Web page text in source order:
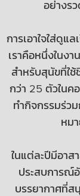
อย่างร
การเอาใจใส่ดูแ
เราคือหนึ่งในง
สำหรับสุนัขที่ใ
กว่า 25 ตัวในค
ทำกิจกรรมร่ว
หม
ในแต่ละปีมีอาส
ประสบการณ์
บรรยากาศที่ส